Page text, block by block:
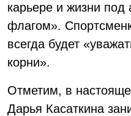
карьере и жизни под
флагом».
всегда будет
корни».
Отметим, в
Дарья Касаткина